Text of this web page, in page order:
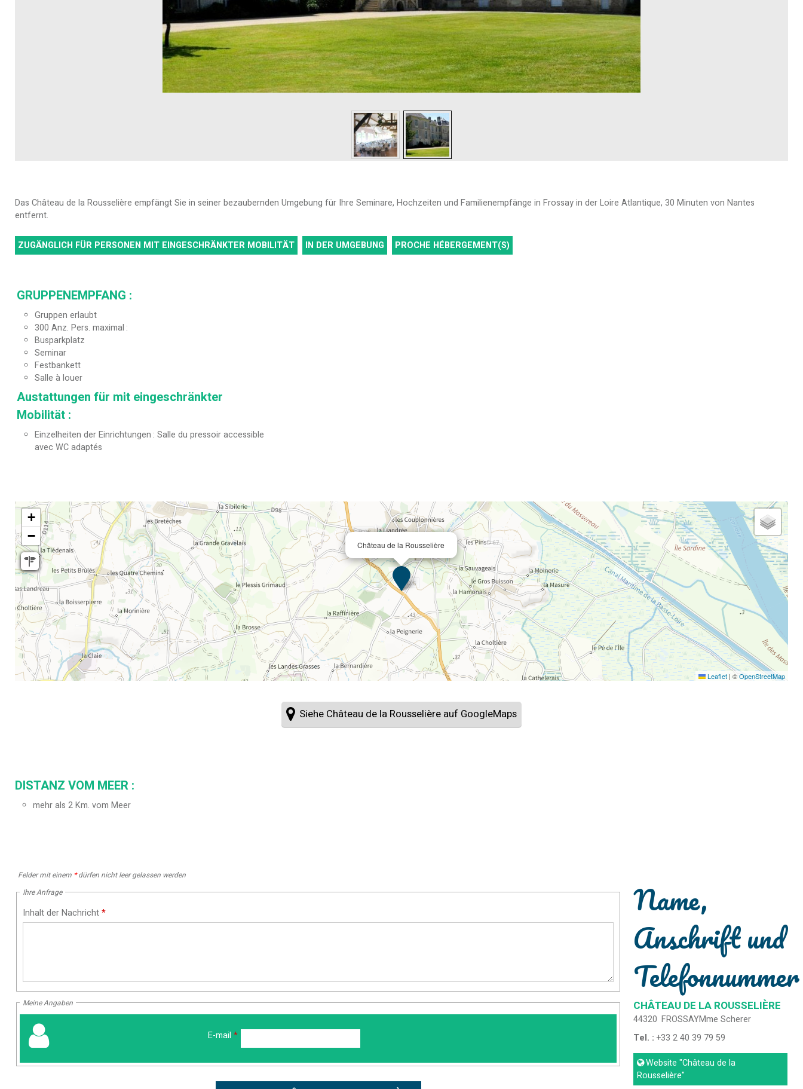
Das Château de la Rousselière empfängt Sie in seiner bezaubernden Umgebung für Ihre Seminare, Hochzeiten und Familienempfänge in Frossay in der Loire Atlantique, 30 Minuten von Nantes
entfernt.
ZUGÄNGLICH FÜR PERSONEN MIT EINGESCHRÄNKTER MOBILITÄT IN DER UMGEBUNG PROCHE HÉBERGEMENT(S)
GRUPPENEMPFANG :
Gruppen erlaubt
300 Anz. Pers. maximal
Busparkplatz
Seminar
Festbankett
Salle à louer
Austattungen für mit eingeschränkter
Mobilität :
Einzelheiten der Einrichtungen Salle du pressoir accessible
avec WC adaptés
Château de la Rousselière
+
−
Leaflet | ©OpenStreetMap
Siehe Château de la Rousselière auf GoogleMaps
DISTANZ VOM MEER :
mehr als 2 Km. vom Meer
Felder mit einem *dürfen nicht leer gelassen werden
Ihre Anfrage
Inhalt der Nachricht*
Meine Angaben
E-mail *
Name,
Anschrift und
Telefonnummer
CHÂTEAU DE LA ROUSSELIÈRE
Mme Scherer
44320 FROSSAY
Tel. :+33 2 40 39 79 59
Website "Château de la
Rousselière"